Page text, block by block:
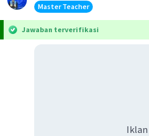
Master Teacher
Jawaban terverifikasi
Iklan